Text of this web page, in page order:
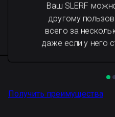
Ваш SLERF
другому
всего за
даже если у него
Получить преимущества